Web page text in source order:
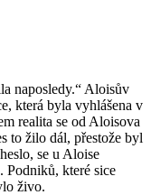
naposledy.“ Aloisův
která byla vyhlášena v
realita se od Aloisova
to žilo dál, přestože byl
se u Aloise
Podniků, které sice
živo.